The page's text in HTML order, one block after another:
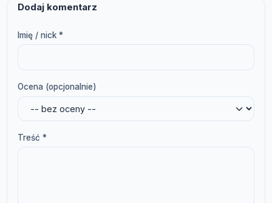
Dodaj komentarz
Imię / nick *
Ocena (opcjonalnie)
Treść *